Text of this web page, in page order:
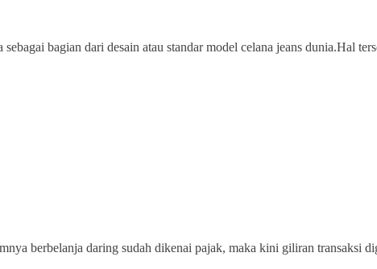
bagian dari desain atau standar model celana jeans dunia.Hal
berbelanja daring sudah dikenai pajak, maka kini giliran transaksi